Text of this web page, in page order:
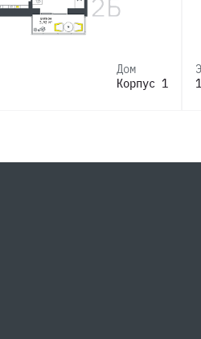
Дом
Корпус 1